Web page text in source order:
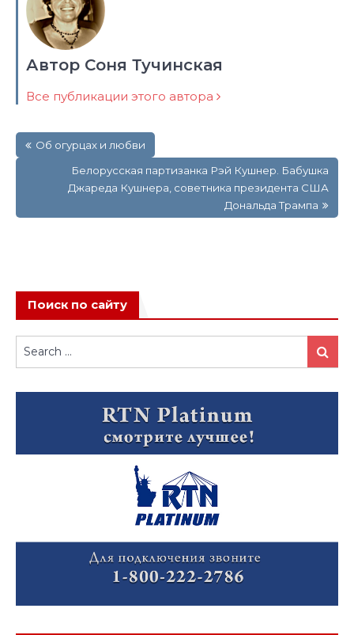
Автор Соня Тучинская
Все публикации этого автора
по
записям
Об огурцах и любви
Белорусская партизанка Рэй Кушнер. Бабушка
Джареда Кушнера, советника президента США
Дональда Трампа
Поиск по сайту
for:
Search